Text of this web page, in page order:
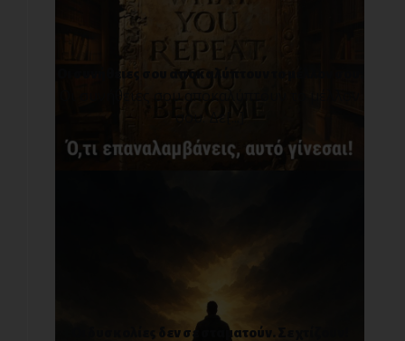
Οι συνήθειες σου αποκαλύπτουν το μέλλον σου.
Οι συνήθειες σου αποκαλύπτουν το μέλλον
Οι δυσκολίες δεν σε σταματούν. Σε χτίζουν!